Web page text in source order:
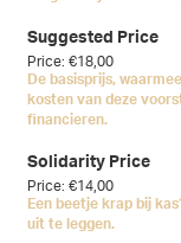
Suggested Price
Price: €18,00
De basisprijs,
kosten van deze
financieren.
Solidarity Price
Price: €14,00
Een beetje krap bij
uit te leggen.